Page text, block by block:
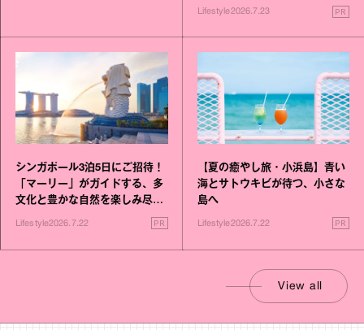
Lifestyle2026.7.23 PR
シンガポール3泊5日にご招待！
「マーリー」がガイドする、多
文化と豊かな自然を楽しみ尽く
Lifestyle2026.7.22 PR
【夏の癒やし旅・小浜島】青い
海とサトウキビが待つ、小さな
島へ
Lifestyle2026.7.22 PR
View all